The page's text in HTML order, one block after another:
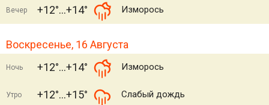
Вечер +12° +14° Изморось
Воскресенье, 16 Августа
Ночь +12° +14° Изморось
Утро +12° +15° Слабый дождь